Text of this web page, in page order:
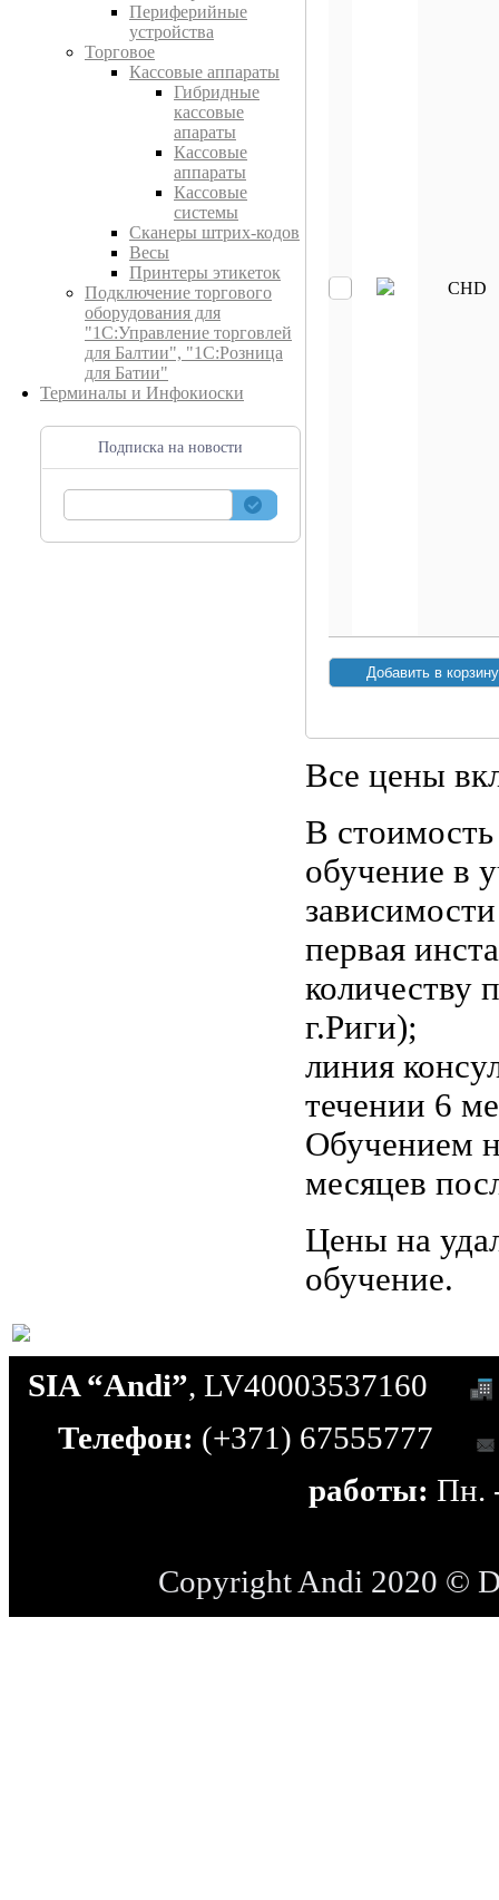
Периферийные
устройства
Торговое
Кассовые аппараты
Гибридные
кассовые
апараты
Кассовые
аппараты
Кассовые
системы
Сканеры штрих-кодов
Весы
Принтеры этикеток
Подключение торгового
оборудования для
"1С:Управление торговлей
для Балтии", "1С:Розница
для Батии"
Терминалы и Инфокиоски
Подписка на новости
CHD
Все цены
В
обучение в
первая
количеству
г.Риги);
линия
течении 6
Обучением
месяцев
Цены на
обучение.
SIA “Andi”, LV40003537160
Телефон: (+371) 67555777
работы: Пн.
Copyright Andi 2020 ©